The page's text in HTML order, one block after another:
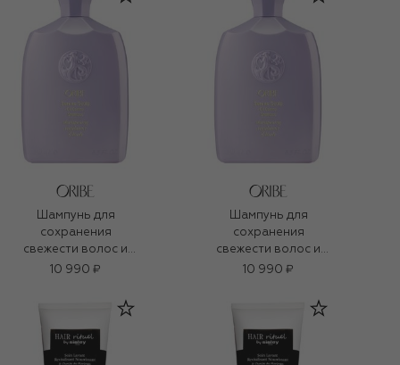
Шампунь для
сохранения
свежести волос и
кожи головы
10 990 ₽
Шампунь для
сохранения
свежести волос и
кожи головы
10 990 ₽